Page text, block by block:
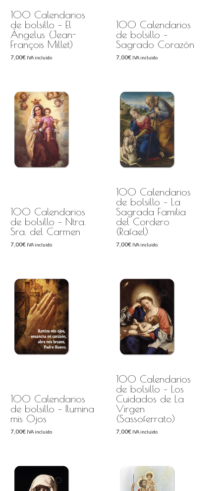
100 Calendarios
de bolsillo – El
Ángelus (Jean-
François Millet)
7,00€ IVA incluido
100 Calendarios
de bolsillo –
Sagrado Corazón
7,00€ IVA incluido
100 Calendarios
de bolsillo – Ntra.
Sra. del Carmen
7,00€ IVA incluido
100 Calendarios
de bolsillo – La
Sagrada Familia
del Cordero
(Rafael)
7,00€ IVA incluido
100 Calendarios
de bolsillo – Ilumina
mis Ojos
7,00€ IVA incluido
100 Calendarios
de bolsillo – Los
Cuidados de La
Virgen
(Sassoferrato)
7,00€ IVA incluido